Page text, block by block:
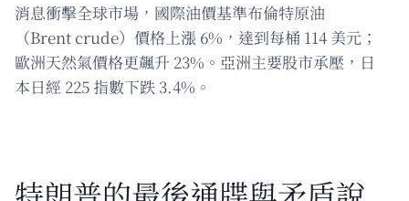
消息衝擊全球市場，國際油價基準布倫特原油
（Brent crude）價格上漲 6%，達到每桶 114 美元；
歐洲天然氣價格更飆升 23%。亞洲主要股市承壓，日
本日經 225 指數下跌 3.4%。